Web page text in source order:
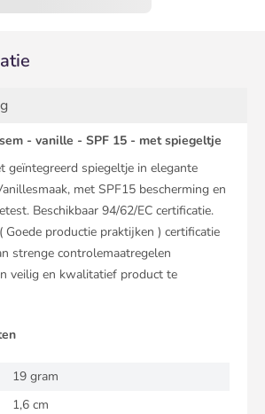
- vanille - SPF 15 - met spiegeltje
geïntegreerd spiegeltje in elegante
met SPF15 bescherming en
Beschikbaar 94/62/EC certificatie.
productie praktijken ) certificatie
strenge controlemaatregelen
veilig en kwalitatief product te
19 gram
1,6 cm